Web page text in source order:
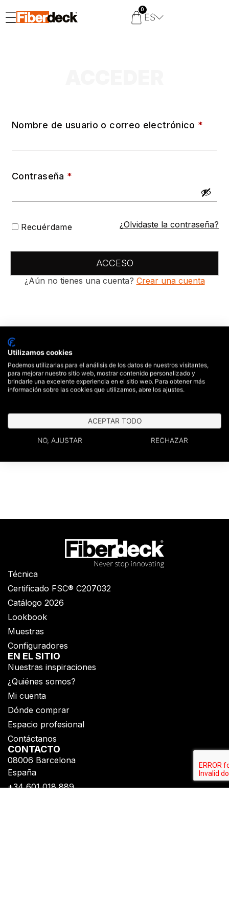
0
ES
Nombre de usuario o correo electrónico *
Contraseña *
Recuérdame ¿Olvidaste la contraseña?
ACCESO
¿Aún no tienes una cuenta? Crear una cuenta
Técnica
Certificado FSC® C207032
Catálogo 2026
Lookbook
Muestras
Configuradores
EN EL SITIO
Nuestras inspiraciones
¿Quiénes somos?
Mi cuenta
Dónde comprar
Espacio profesional
Contáctanos
CONTACTO
08006 Barcelona
España
+34 601 018 889
Utilizamos cookies
Podemos utilizarlas para el análisis de los datos de nuestros visitantes,
para mejorar nuestro sitio web, mostrar contenido personalizado y
brindarle una excelente experiencia en el sitio web. Para obtener más
información sobre las cookies que utilizamos, abre los ajustes.
ACEPTAR TODO
NO, AJUSTAR RECHAZAR